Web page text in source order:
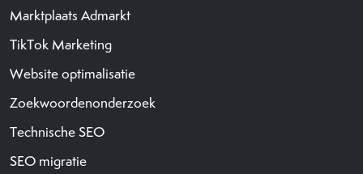
Marktplaats Admarkt
TikTok Marketing
Website optimalisatie
Zoekwoordenonderzoek
Technische SEO
SEO migratie